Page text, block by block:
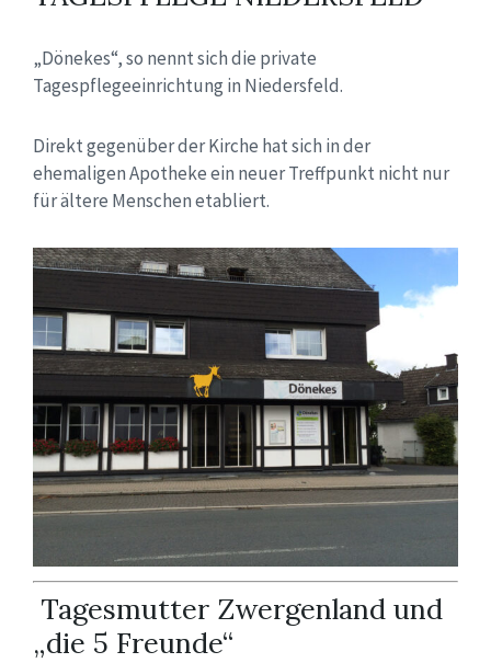
„Dönekes“, so nennt sich die private
Tagespflegeeinrichtung in Niedersfeld.
Direkt gegenüber der Kirche hat sich in der
ehemaligen Apotheke ein neuer Treffpunkt nicht nur
für ältere Menschen etabliert.
Tagesmutter Zwergenland und
„die 5 Freunde“